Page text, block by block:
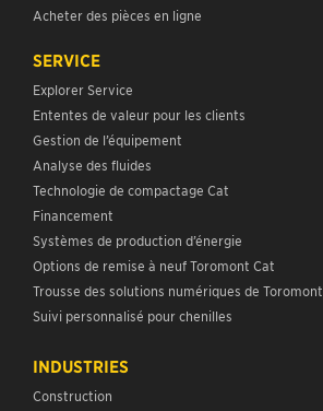
Acheter des pièces en ligne
SERVICE
Explorer Service
Ententes de valeur pour les clients
Gestion de l’équipement
Analyse des fluides
Technologie de compactage Cat
Financement
Systèmes de production d’énergie
Options de remise à neuf Toromont Cat
Trousse des solutions numériques de Toromont
Suivi personnalisé pour chenilles
INDUSTRIES
Construction